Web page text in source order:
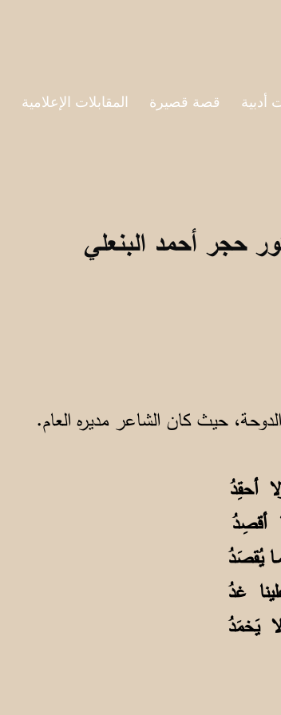
أدبية قصة قصيرة المقابلات الإعلامية
حجر أحمد البنعلي
حيث كان الشاعر مديره العام.
أحقِدُ
أقصِدُ
يُقصَدُ
غدُ
يَخمَدُ